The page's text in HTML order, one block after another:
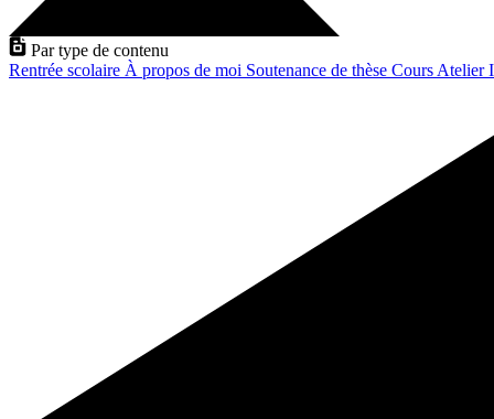
Par type de contenu
Rentrée scolaire À propos de moi Soutenance de thèse Cours Atelier